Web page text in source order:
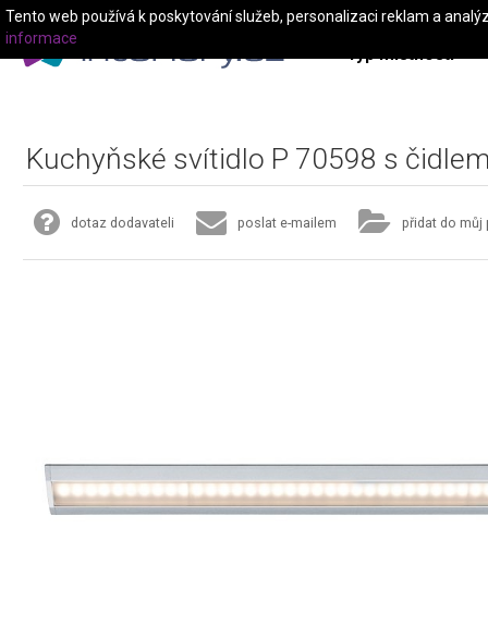
Typ místnosti
Kuchyňské svítidlo P 70598 s
dotaz dodavateli poslat e-mailem přidat do můj
Tento web používá k poskytování služeb, personalizaci reklam a
informace